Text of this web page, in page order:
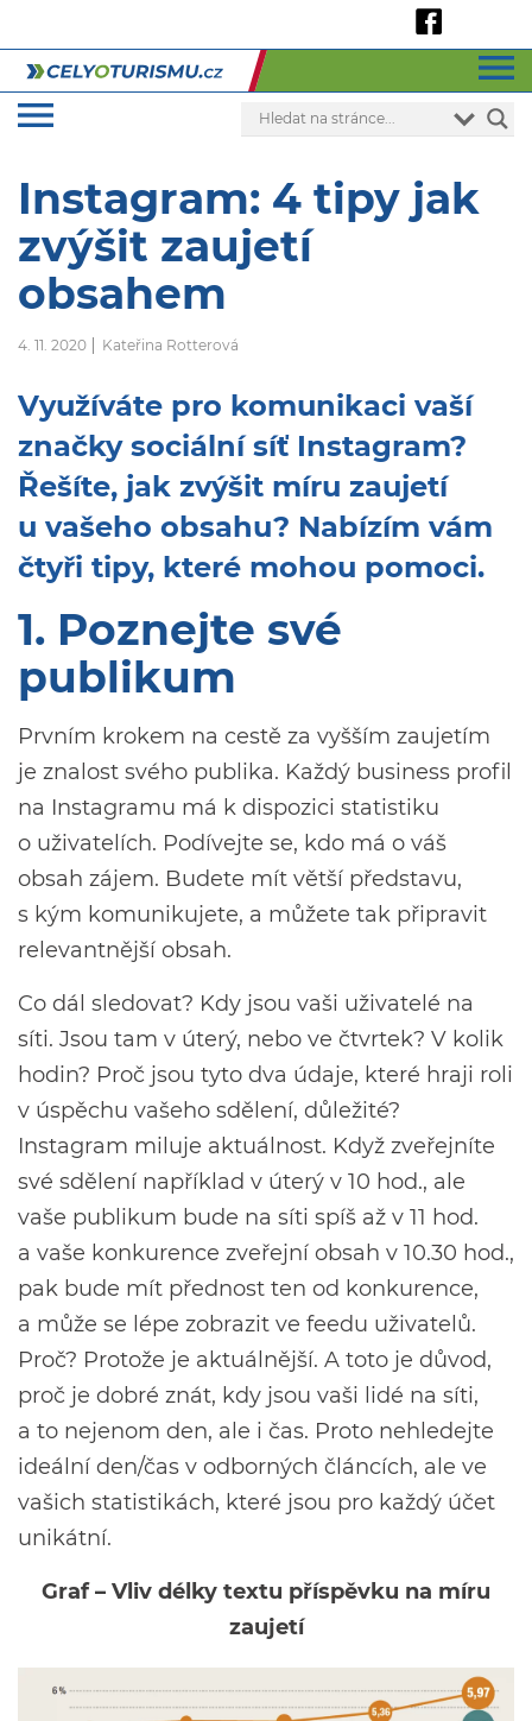
Instagram: 4 tipy jak
zvýšit zaujetí
obsahem
4. 11. 2020 Kateřina Rotterová
Využíváte pro komunikaci vaší
značky sociální síť Instagram?
Řešíte, jak zvýšit míru zaujetí
u vašeho obsahu? Nabízím vám
čtyři tipy, které mohou pomoci.
1. Poznejte své
publikum
Prvním krokem na cestě za vyšším zaujetím
je znalost svého publika. Každý business profil
na Instagramu má k dispozici statistiku
o uživatelích. Podívejte se, kdo má o váš
obsah zájem. Budete mít větší představu,
s kým komunikujete, a můžete tak připravit
relevantnější obsah.
Co dál sledovat? Kdy jsou vaši uživatelé na
síti. Jsou tam v úterý, nebo ve čtvrtek? V kolik
hodin? Proč jsou tyto dva údaje, které hraji roli
v úspěchu vašeho sdělení, důležité?
Instagram miluje aktuálnost. Když zveřejníte
své sdělení například v úterý v 10 hod., ale
vaše publikum bude na síti spíš až v 11 hod.
a vaše konkurence zveřejní obsah v 10.30 hod.,
pak bude mít přednost ten od konkurence,
a může se lépe zobrazit ve feedu uživatelů.
Proč? Protože je aktuálnější. A toto je důvod,
proč je dobré znát, kdy jsou vaši lidé na síti,
a to nejenom den, ale i čas. Proto nehledejte
ideální den/čas v odborných článcích, ale ve
vašich statistikách, které jsou pro každý účet
unikátní.
Graf – Vliv délky textu příspěvku na míru
zaujetí